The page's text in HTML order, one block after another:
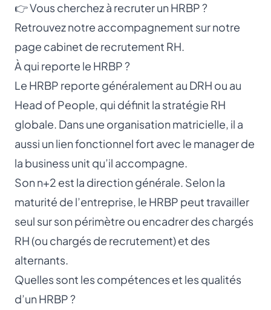
👉 Vous cherchez à recruter un HRBP ?
Retrouvez notre accompagnement sur notre
page cabinet de recrutement RH.
À qui reporte le HRBP ?
Le HRBP reporte généralement au DRH ou au
Head of People, qui définit la stratégie RH
globale. Dans une organisation matricielle, il a
aussi un lien fonctionnel fort avec le manager de
la business unit qu’il accompagne.
Son n+2 est la direction générale. Selon la
maturité de l’entreprise, le HRBP peut travailler
seul sur son périmètre ou encadrer des chargés
RH (ou chargés de recrutement) et des
alternants.
Quelles sont les compétences et les qualités
d’un HRBP ?